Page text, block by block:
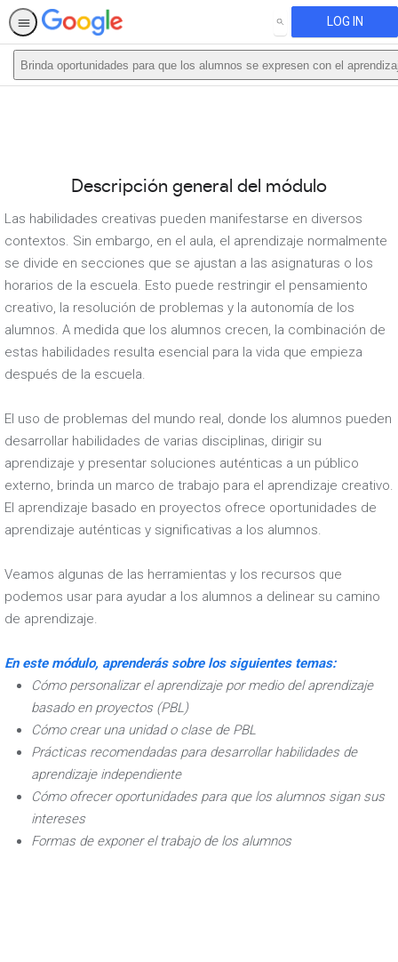
SEARCH LOG IN
Brinda oportunidades para que los alumnos se expresen con el
Descripción general del módulo
Las habilidades creativas pueden manifestarse en diversos
contextos. Sin embargo, en el aula, el aprendizaje normalmente
se divide en secciones que se ajustan a las asignaturas o los
horarios de la escuela. Esto puede restringir el pensamiento
creativo, la resolución de problemas y la autonomía de los
alumnos. A medida que los alumnos crecen, la combinación de
estas habilidades resulta esencial para la vida que empieza
después de la escuela.
El uso de problemas del mundo real, donde los alumnos pueden
desarrollar habilidades de varias disciplinas, dirigir su
aprendizaje y presentar soluciones auténticas a un público
externo, brinda un marco de trabajo para el aprendizaje creativo.
El aprendizaje basado en proyectos ofrece oportunidades de
aprendizaje auténticas y significativas a los alumnos.
Veamos algunas de las herramientas y los recursos que
podemos usar para ayudar a los alumnos a delinear su camino
de aprendizaje.
En este módulo, aprenderás sobre los siguientes temas:
Cómo personalizar el aprendizaje por medio del aprendizaje
basado en proyectos (PBL)
Cómo crear una unidad o clase de PBL
Prácticas recomendadas para desarrollar habilidades de
aprendizaje independiente
Cómo ofrecer oportunidades para que los alumnos sigan sus
intereses
Formas de exponer el trabajo de los alumnos